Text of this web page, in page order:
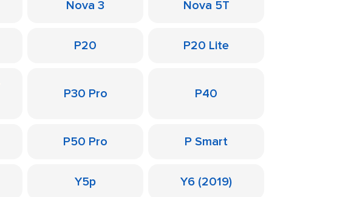
Nova 3 Nova 5T
P20 P20 Lite
P30 Pro P40
P50 Pro P Smart
Y5p Y6 (2019)